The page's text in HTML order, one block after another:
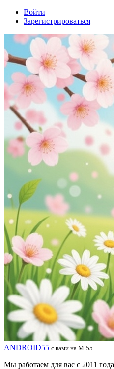
Войти
Зарегистрироваться
ANDROID55 с вами на MI55
Мы работаем для вас с 2011 года